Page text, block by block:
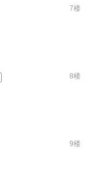
7楼
8楼
9楼